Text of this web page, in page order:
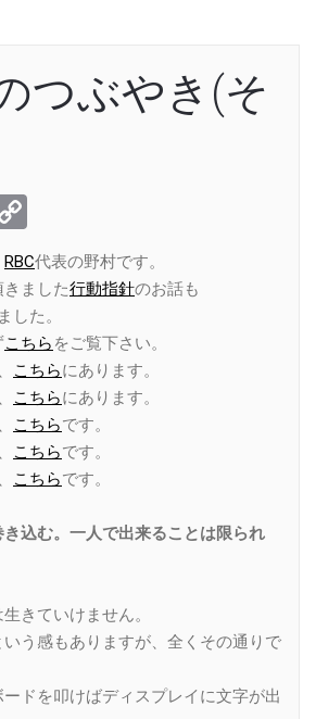
つぶやき(そ
Link
RBC代表の野村です。
ました行動指針のお話も
した。
こちら をご覧下さい。
こちらにあります。
こちらにあります。
こちらです。
こちらです。
こちらです。
込む。一人で出来ることは限られ
きていけません。
いう感もありますが、全くその通りで
ドを叩けばディスプレイに文字が出